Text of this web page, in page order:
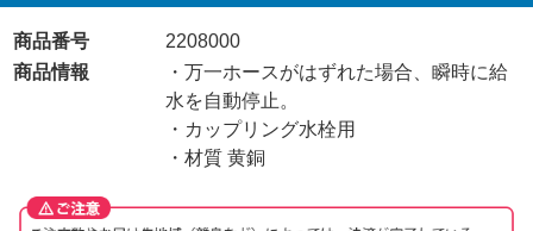
商品番号
2208000
商品情報
・万一ホースがはずれた場合、瞬時に給
水を自動停止。
・カップリング水栓用
・材質 黄銅